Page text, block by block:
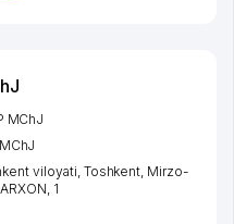
MChJ
viloyati Toshkent Mirzo-
, 1